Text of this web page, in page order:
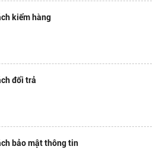
kiểm hàng
đổi trả
bảo mật thông tin